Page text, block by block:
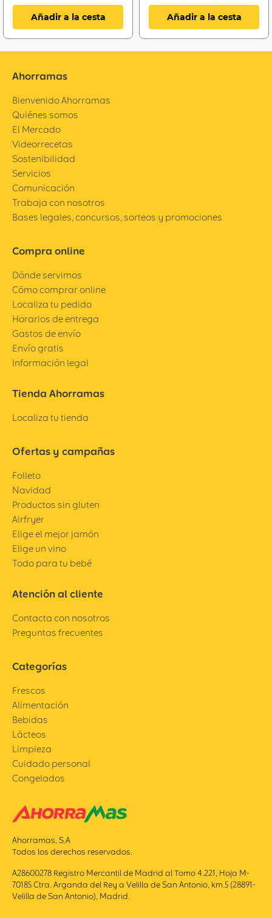
Añadir a la cesta Añadir a la cesta
Ahorramas
Bienvenido Ahorramas
Quiénes somos
El Mercado
Videorrecetas
Sostenibilidad
Servicios
Comunicación
Trabaja con nosotros
Bases legales, concursos, sorteos y promociones
Compra online
Dónde servimos
Cómo comprar online
Localiza tu pedido
Horarios de entrega
Gastos de envío
Envío gratis
Información legal
Tienda Ahorramas
Localiza tu tienda
Ofertas y campañas
Folleto
Navidad
Productos sin gluten
Airfryer
Elige el mejor jamón
Elige un vino
Todo para tu bebé
Atención al cliente
Contacta con nosotros
Preguntas frecuentes
Categorías
Frescos
Alimentación
Bebidas
Lácteos
Limpieza
Cuidado personal
Congelados
Ahorramas, S.A
Todos los derechos reservados.
A28600278 Registro Mercantil de Madrid al Tomo 4.221, Hoja M-
70185 Ctra. Arganda del Rey a Velilla de San Antonio, km.5 (28891-
Velilla de San Antonio), Madrid.